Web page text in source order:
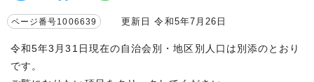
ページ番号1006639 更新日 令和5年7月26日
令和5年3月31日現在の自治会別・地区別人口は別添のとおり
です。